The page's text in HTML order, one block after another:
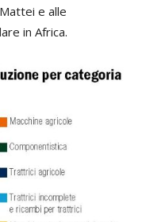
e alle
in Africa.